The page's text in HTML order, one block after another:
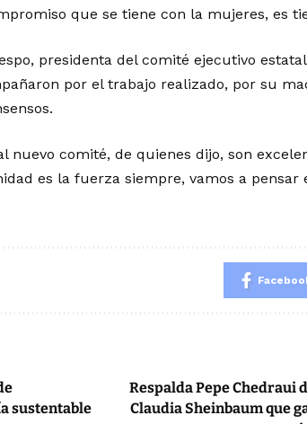
que se tiene con la mujeres, es
presidenta del comité ejecutivo
por el trabajo realizado, por su
nuevo comité, de quienes dijo, son
es la fuerza siempre, vamos a pensar
sustentable
Respalda Pepe Chedraui
Claudia Sheinbaum que